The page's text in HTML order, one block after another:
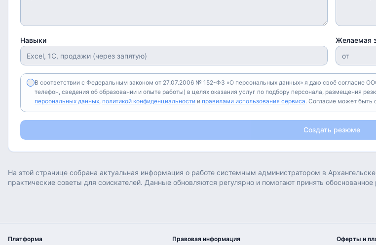
Навыки Желаемая
В соответствии с Федеральным законом от 27.07.2006 № 152-ФЗ «О персональных данных» я даю своё согласие
телефон, сведения об образовании и опыте работы) в целях оказания услуг по подбору персонала, размещения
персональных данных, политикой конфиденциальности и правилами использования сервиса. Согласие может быть
Создать резюме
На этой странице собрана актуальная информация о работе системным администратором в Архангельске
практические советы для соискателей. Данные обновляются регулярно и помогают принять
Платформа Правовая информация Оферты и